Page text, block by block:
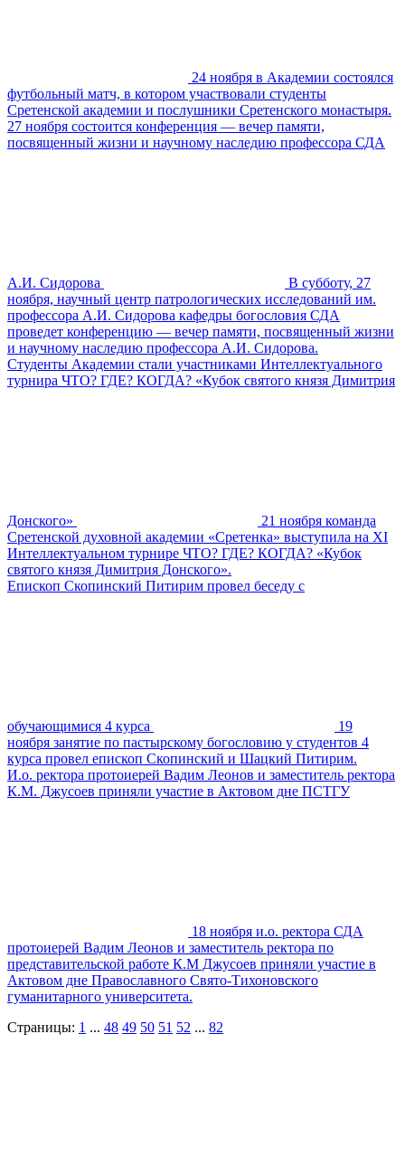
24 ноября в Академии состоялся
футбольный матч, в котором участвовали студенты
Сретенской академии и послушники Сретенского монастыря.
27 ноября состоится конференция — вечер памяти,
посвященный жизни и научному наследию профессора СДА
А.И. Сидорова
В субботу, 27
ноября, научный центр патрологических исследований им.
профессора А.И. Сидорова кафедры богословия СДА
проведет конференцию — вечер памяти, посвященный жизни
и научному наследию профессора А.И. Сидорова.
Студенты Академии стали участниками Интеллектуального
турнира ЧТО? ГДЕ? КОГДА? «Кубок святого князя Димитрия
Донского»
21 ноября команда
Сретенской духовной академии «Сретенка» выступила на XI
Интеллектуальном турнире ЧТО? ГДЕ? КОГДА? «Кубок
святого князя Димитрия Донского».
Епископ Скопинский Питирим провел беседу с
обучающимися 4 курса
19
ноября занятие по пастырскому богословию у студентов 4
курса провел епископ Скопинский и Шацкий Питирим.
И.о. ректора протоиерей Вадим Леонов и заместитель ректора
К.М. Джусоев приняли участие в Актовом дне ПСТГУ
18 ноября и.о. ректора СДА
протоиерей Вадим Леонов и заместитель ректора по
представительской работе К.М Джусоев приняли участие в
Актовом дне Православного Свято-Тихоновского
гуманитарного университета.
Страницы: 1 ... 48 49 50 51 52 ... 82